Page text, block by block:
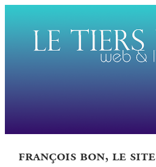
françois bon, le site